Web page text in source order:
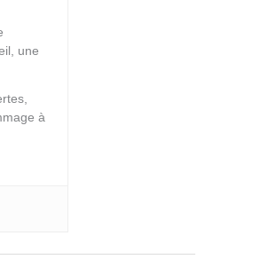
une
à